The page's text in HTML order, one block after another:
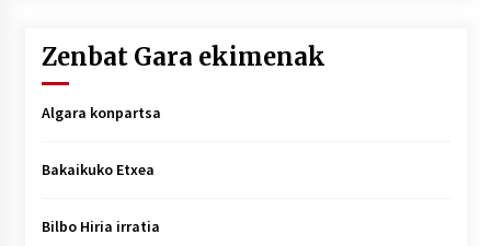
Zenbat Gara ekimenak
Algara konpartsa
Bakaikuko Etxea
Bilbo Hiria irratia